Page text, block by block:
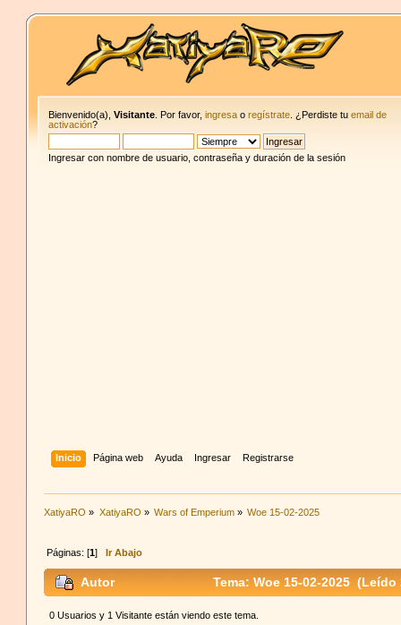
Bienvenido(a),Visitante . Por favor,ingresa oregístrate . ¿Perdiste tuemail de
activación?
Ingresar con nombre de usuario, contraseña y duración de la sesión
Inicio Página web Ayuda Ingresar Registrarse
XatiyaRO » XatiyaRO » Wars of Emperium » Woe 15-02-2025
Páginas: [1] Ir Abajo
Autor Tema: Woe 15-02-2025 (Leído
0 Usuarios y 1 Visitante están viendo este tema.